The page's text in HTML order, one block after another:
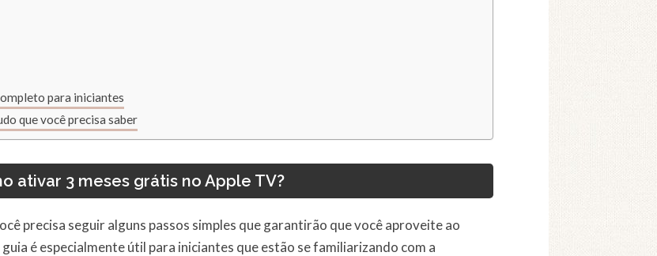
para iniciantes
que você precisa saber
ativar 3 meses grátis no Apple TV?
precisa seguir alguns passos simples que garantirão que você aproveite ao
é especialmente útil para iniciantes que estão se familiarizando com a